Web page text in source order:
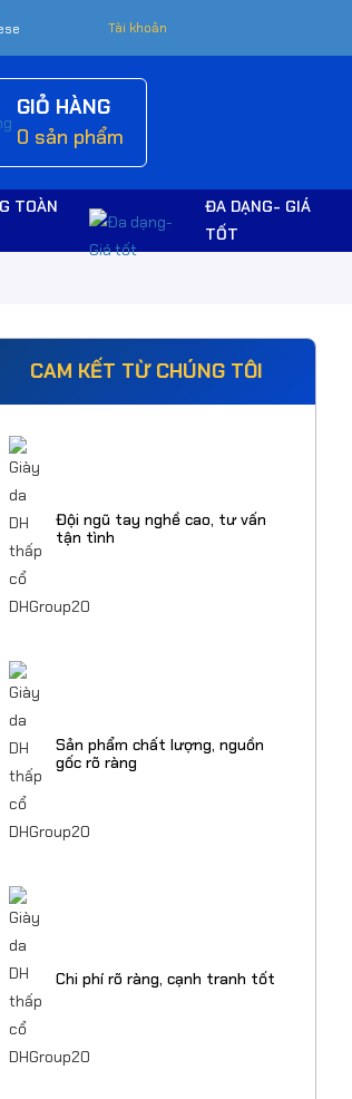
Tài khoản
GIỎ HÀNG
0 sản phẩm
TOÀN
ĐA DẠNG- GIÁ
TỐT
CAM KẾT TỪ CHÚNG TÔI
Đội ngũ tay nghề cao, tư vấn
tận tình
Sản phẩm chất lượng, nguồn
gốc rõ ràng
Chi phí rõ ràng, cạnh tranh tốt